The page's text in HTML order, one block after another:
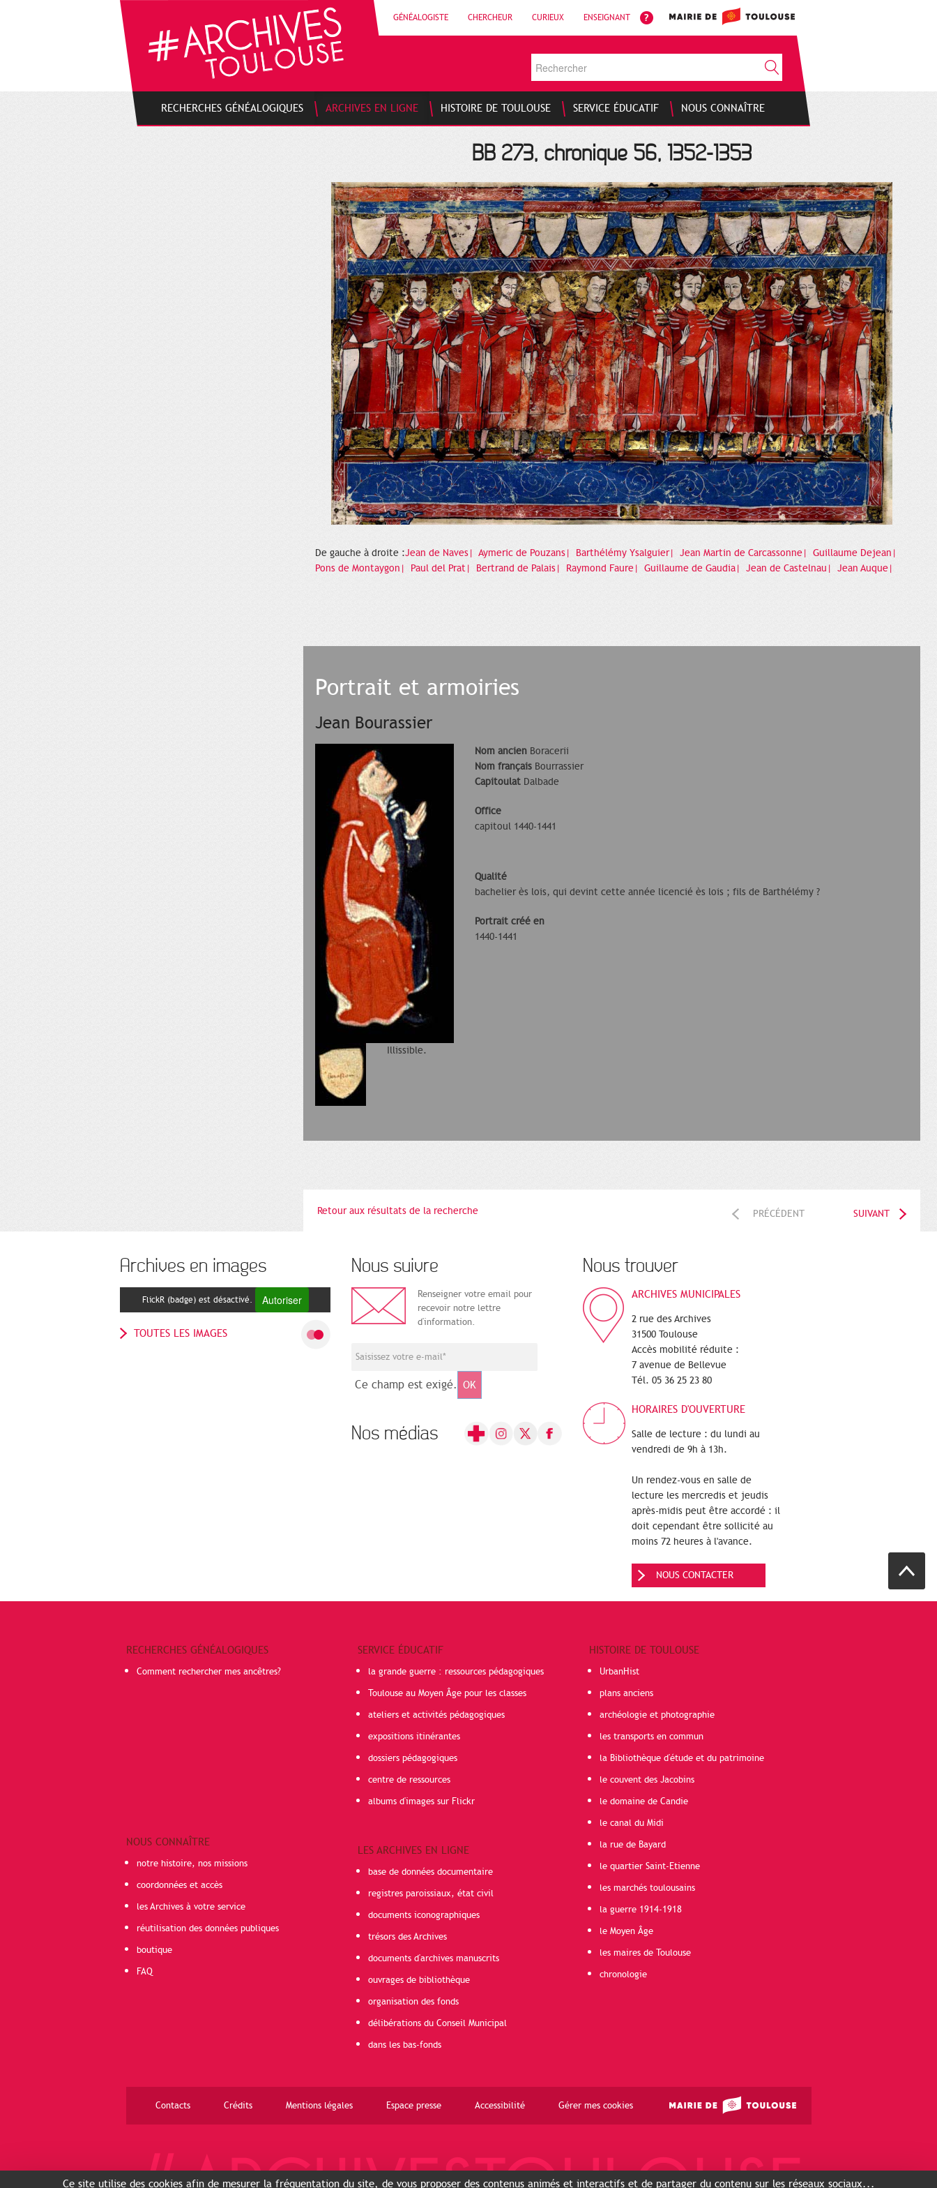
GÉNÉALOGISTE CHERCHEUR CURIEUX ENSEIGNANT
RECHERCHES GÉNÉALOGIQUES ARCHIVES EN LIGNE HISTOIRE DE TOULOUSE SERVICE ÉDUCATIF NOUS CONNAÎTRE
BB 273, chronique 56, 1352-1353
De gauche à droite :Jean de Naves| Aymeric de Pouzans| Barthélémy Ysalguier| Jean Martin de Carcassonne| Guillaume Dejean|
Pons de Montaygon|
Paul del Prat| Bertrand de Palais| Raymond Faure| Guillaume de Gaudia| Jean de Castelnau| Jean Auque|
Portrait et armoiries
Jean Bourassier
Nom ancien Boracerii
Nom français Bourrassier
Capitoulat Dalbade
Office
capitoul 1440-1441
Qualité
bachelier ès lois, qui devint cette année licencié ès lois ; fils de Barthélémy ?
Portrait créé en
1440-1441
Illissible.
Retour aux résultats de la recherche PRÉCÉDENT SUIVANT
Archives en images
FlickR (badge) est désactivé. Autoriser
TOUTES LES IMAGES
Nous suivre
Renseigner votre email pour
recevoir notre lettre
d'information.
Ce champ est exigé. OK
Nos médias
Nous trouver
ARCHIVES MUNICIPALES
2 rue des Archives
31500 Toulouse
Accès mobilité réduite :
7 avenue de Bellevue
Tél. 05 36 25 23 80
HORAIRES D'OUVERTURE
Salle de lecture : du lundi au
vendredi de 9h à 13h.
Un rendez-vous en salle de
lecture les mercredis et jeudis
après-midis peut être accordé : il
doit cependant être sollicité au
moins 72 heures à l'avance.
NOUS CONTACTER
RECHERCHES GÉNÉALOGIQUES
Comment rechercher mes ancêtres?
NOUS CONNAÎTRE
notre histoire, nos missions
coordonnées et accès
les Archives à votre service
réutilisation des données publiques
boutique
FAQ
SERVICE ÉDUCATIF
la grande guerre : ressources pédagogiques
Toulouse au Moyen Âge pour les classes
ateliers et activités pédagogiques
expositions itinérantes
dossiers pédagogiques
centre de ressources
albums d'images sur Flickr
LES ARCHIVES EN LIGNE
base de données documentaire
registres paroissiaux, état civil
documents iconographiques
trésors des Archives
documents d'archives manuscrits
ouvrages de bibliothèque
organisation des fonds
délibérations du Conseil Municipal
dans les bas-fonds
HISTOIRE DE TOULOUSE
UrbanHist
plans anciens
archéologie et photographie
les transports en commun
la Bibliothèque d'étude et du patrimoine
le couvent des Jacobins
le domaine de Candie
le canal du Midi
la rue de Bayard
le quartier Saint-Etienne
les marchés toulousains
la guerre 1914-1918
le Moyen Âge
les maires de Toulouse
chronologie
Contacts Crédits Mentions légales Espace presse Accessibilité Gérer mes cookies
Gestion de vos préférences sur les cookies
Ce site utilise des cookies afin de mesurer la fréquentation du site, de vous proposer des contenus animés et interactifs et de partager du contenu sur les réseaux sociaux...